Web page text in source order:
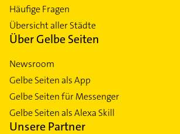
Häufige Fragen
Übersicht aller Städte
Über Gelbe Seiten
Newsroom
Gelbe Seiten als App
Gelbe Seiten für Messenger
Gelbe Seiten als Alexa Skill
Unsere Partner